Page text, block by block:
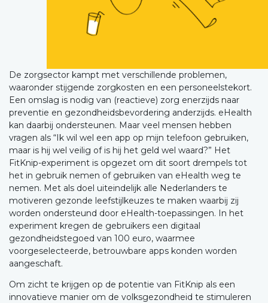
De zorgsector kampt met verschillende problemen,
waaronder stijgende zorgkosten en een personeelstekort.
Een omslag is nodig van (reactieve) zorg enerzijds naar
preventie en gezondheidsbevordering anderzijds. eHealth
kan daarbij ondersteunen. Maar veel mensen hebben
vragen als “Ik wil wel een app op mijn telefoon gebruiken,
maar is hij wel veilig of is hij het geld wel waard?” Het
FitKnip-experiment is opgezet om dit soort drempels tot
het in gebruik nemen of gebruiken van eHealth weg te
nemen. Met als doel uiteindelijk alle Nederlanders te
motiveren gezonde leefstijlkeuzes te maken waarbij zij
worden ondersteund door eHealth-toepassingen. In het
experiment kregen de gebruikers een digitaal
gezondheidstegoed van 100 euro, waarmee
voorgeselecteerde, betrouwbare apps konden worden
aangeschaft.
Om zicht te krijgen op de potentie van FitKnip als een
innovatieve manier om de volksgezondheid te stimuleren